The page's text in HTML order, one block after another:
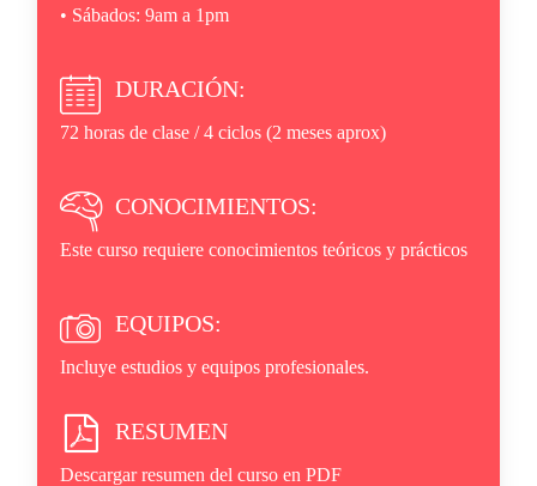
• Sábados: 9am a 1pm
DURACIÓN:
72 horas de clase / 4 ciclos (2 meses aprox)
CONOCIMIENTOS:
Este curso requiere conocimientos teóricos y prácticos
EQUIPOS:
Incluye estudios y equipos profesionales.
RESUMEN
Descargar resumen del curso en PDF